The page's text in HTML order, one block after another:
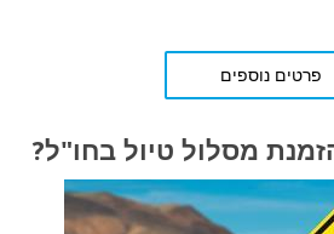
פרטים נוספים
מסלול טיול בחו"ל?